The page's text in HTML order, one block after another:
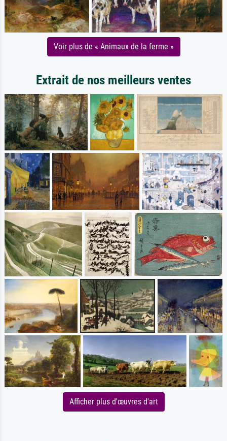
Voir plus de « Animaux de la ferme »
Extrait de nos meilleurs ventes
Afficher plus d'œuvres d'art